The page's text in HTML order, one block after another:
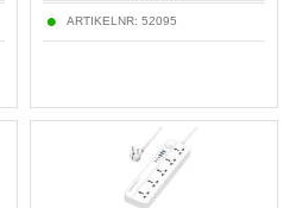
ARTIKELNR: 52095